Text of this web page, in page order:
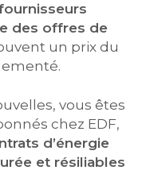
des offres de
un prix du
vous êtes
chez EDF,
d’énergie
et résiliables